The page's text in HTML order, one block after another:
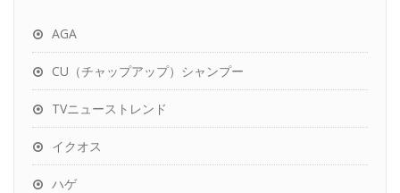
AGA
CU（チャップアップ）シャンプー
TVニューストレンド
イクオス
ハゲ